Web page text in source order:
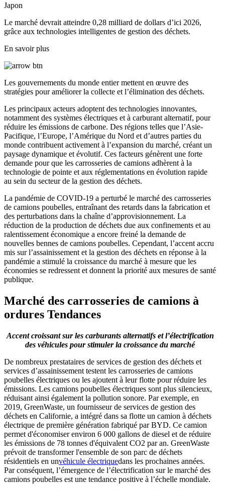
Japon
Le marché devrait atteindre 0,28 milliard de dollars d’ici 2026,
grâce aux technologies intelligentes de gestion des déchets.
En savoir plus
Les gouvernements du monde entier mettent en œuvre des
stratégies pour améliorer la collecte et l’élimination des déchets.
Les principaux acteurs adoptent des technologies innovantes,
notamment des systèmes électriques et à carburant alternatif, pour
réduire les émissions de carbone. Des régions telles que l’Asie-
Pacifique, l’Europe, l’Amérique du Nord et d’autres parties du
monde contribuent activement à l’expansion du marché, créant un
paysage dynamique et évolutif. Ces facteurs génèrent une forte
demande pour que les carrosseries de camions adhèrent à la
technologie de pointe et aux réglementations en évolution rapide
au sein du secteur de la gestion des déchets.
La pandémie de COVID-19 a perturbé le marché des carrosseries
de camions poubelles, entraînant des retards dans la fabrication et
des perturbations dans la chaîne d’approvisionnement. La
réduction de la production de déchets due aux confinements et au
ralentissement économique a encore freiné la demande de
nouvelles bennes de camions poubelles. Cependant, l’accent accru
mis sur l’assainissement et la gestion des déchets en réponse à la
pandémie a stimulé la croissance du marché à mesure que les
économies se redressent et donnent la priorité aux mesures de santé
publique.
Marché des carrosseries de camions à
ordures Tendances
Accent croissant sur les carburants alternatifs et l’électrification
des véhicules pour stimuler la croissance du marché
De nombreux prestataires de services de gestion des déchets et
services d’assainissement testent les carrosseries de camions
poubelles électriques ou les ajoutent à leur flotte pour réduire les
émissions. Les camions poubelles électriques sont plus silencieux,
réduisant ainsi également la pollution sonore. Par exemple, en
2019, GreenWaste, un fournisseur de services de gestion des
déchets en Californie, a intégré dans sa flotte un camion à déchets
électrique de première génération fabriqué par BYD. Ce camion
permet d'économiser environ 6 000 gallons de diesel et de réduire
les émissions de 78 tonnes d'équivalent CO2 par an. GreenWaste
prévoit de transformer l'ensemble de son parc de déchets
résidentiels en unvéhicule électriquedans les prochaines années.
Par conséquent, l’émergence de l’électrification sur le marché des
camions poubelles est une tendance positive à l’échelle mondiale.